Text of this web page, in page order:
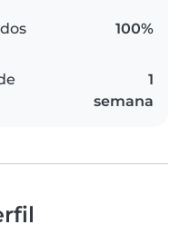
100%
1
semana